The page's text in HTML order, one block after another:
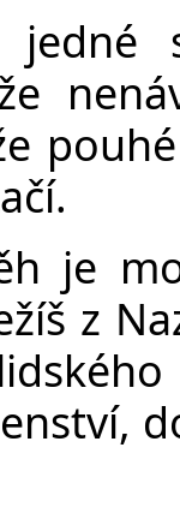
je
z